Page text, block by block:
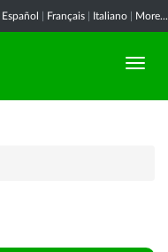
Español Français Italiano More...